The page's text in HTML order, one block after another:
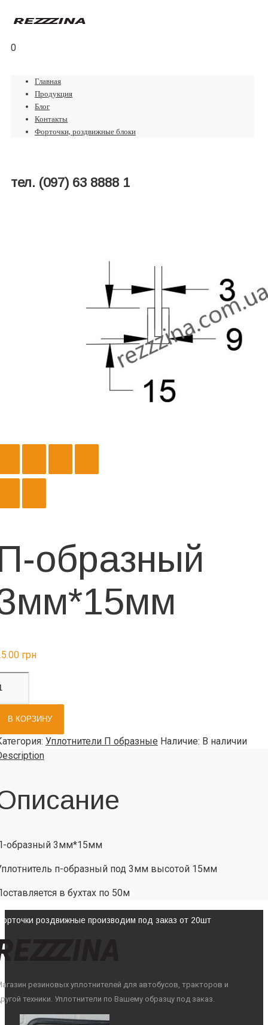
0
Главная
Продукция
Блог
Контакты
Форточки, роздвижные блоки
тел. (097) 63 8888 1
образный
грн
В КОРЗИНУ
: Уплотнители П образные Наличие: В наличии
образный 3мм*15мм
п-образный под 3мм высотой 15мм
в бухтах по 50м
роздвижные производим под заказ от 20шт
резиновых уплотнителей для автобусов, тракторов и
техники. Уплотнители по Вашему образцу под заказ.